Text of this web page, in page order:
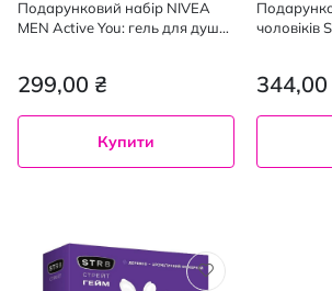
Подарунковий набір NIVEA
MEN Active You: гель для душу
299,00 ₴
Купити
чоловіків
344,00